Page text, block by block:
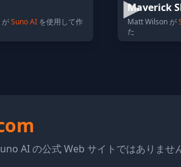
がSuno AI を使用して作
Maverick
Matt Wilson が
た
AI の公式 Web サイトではありません